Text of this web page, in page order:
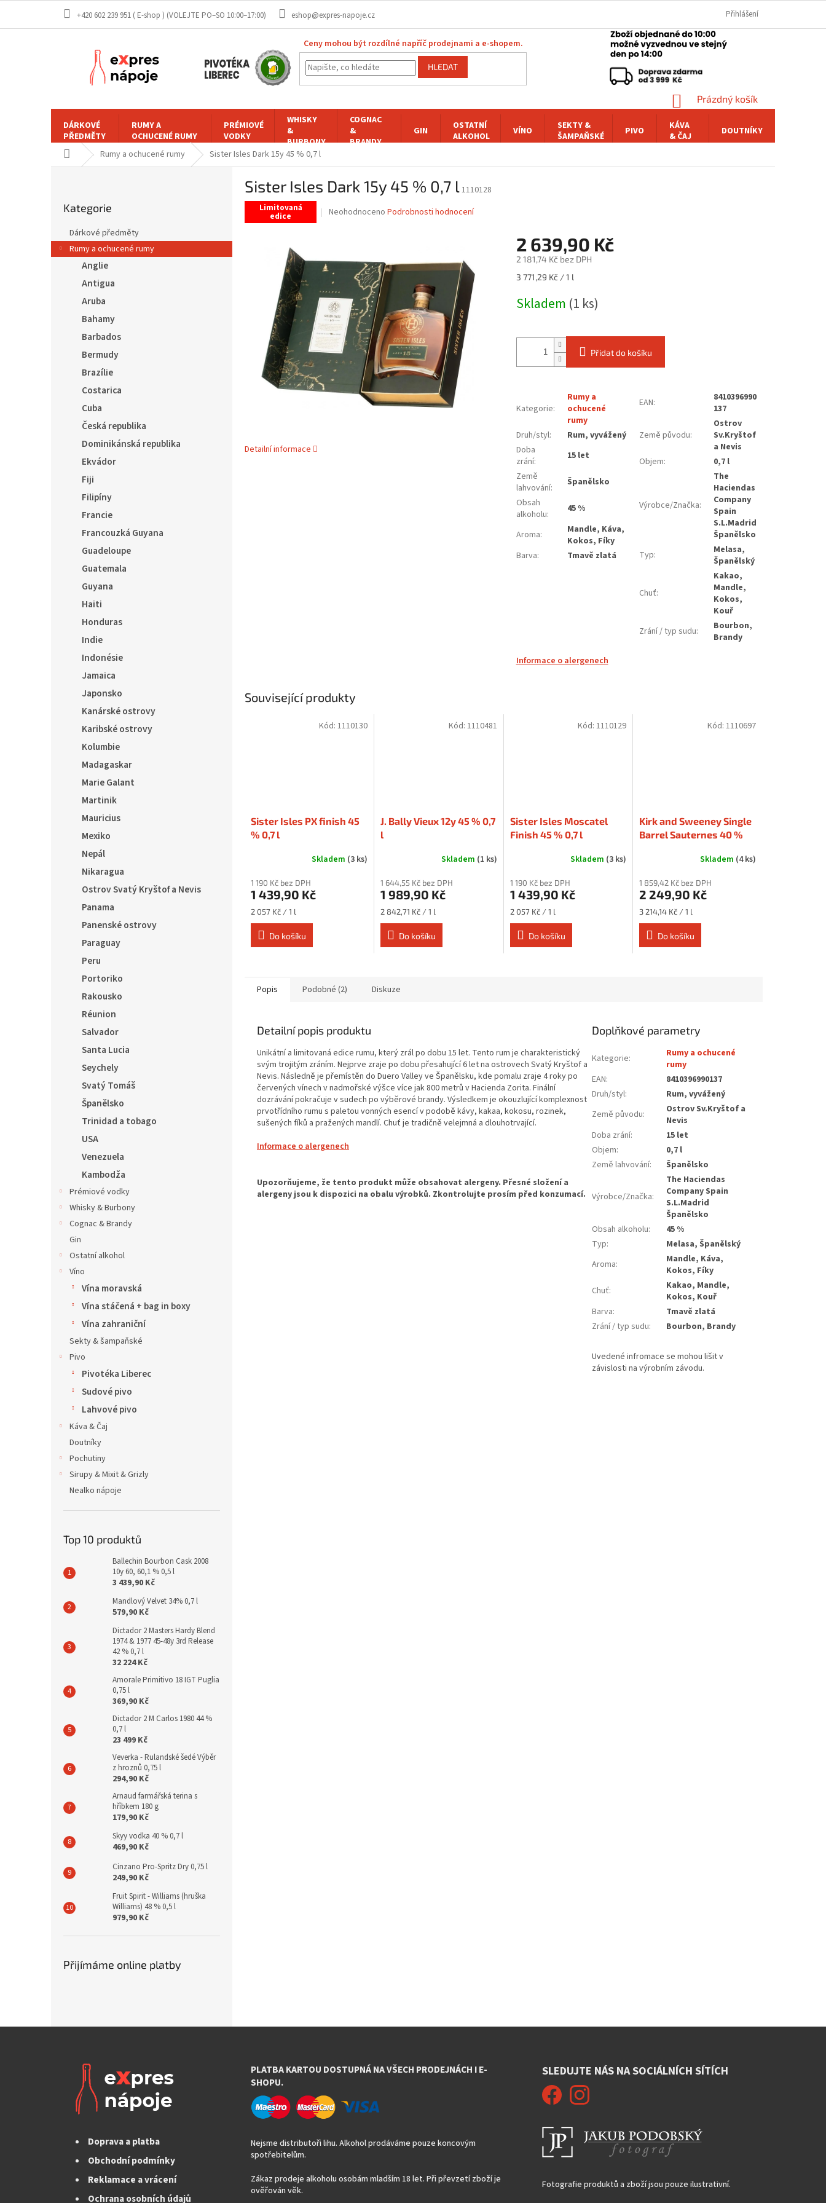
obsah
+420 602 239 951 ( E-shop ) eshop@expres-napoje.cz Přihlášení
Ceny mohou být rozdílné napříč prodejnami a e-shopem.
HLEDAT
NÁKUPNÍ
KOŠÍK
Prázdný košík
DÁRKOVÉ
PŘEDMĚTY
RUMY A
OCHUCENÉ RUMY
PRÉMIOVÉ
VODKY
WHISKY
&
BURBONY
COGNAC
&
BRANDY
GIN
OSTATNÍ
ALKOHOL
VÍNO
SEKTY &
ŠAMPAŇSKÉ
PIVO
KÁVA
& ČAJ
DOUTNÍKY
Domů Rumy a ochucené rumy Sister Isles Dark 15y 45 % 0,7 l
a
n
kategorie
Kategorie
Dárkové předměty
Rumy a ochucené rumy
Anglie
Antigua
Aruba
Bahamy
Barbados
Bermudy
Brazílie
Costarica
Cuba
Česká republika
Dominikánská republika
Ekvádor
Fiji
Filipíny
Francie
Francouzká Guyana
Guadeloupe
Guatemala
Guyana
Haiti
Honduras
Indie
Indonésie
Jamaica
Japonsko
Kanárské ostrovy
Karibské ostrovy
Kolumbie
Madagaskar
Marie Galant
Martinik
Mauricius
Mexiko
Nepál
Nikaragua
Ostrov Svatý Kryštof a Nevis
Panama
Panenské ostrovy
Paraguay
Peru
Portoriko
Rakousko
Réunion
Salvador
Santa Lucia
Seychely
Svatý Tomáš
Španělsko
Trinidad a tobago
USA
Venezuela
Kambodža
Prémiové vodky
Whisky & Burbony
Cognac & Brandy
Gin
Ostatní alkohol
Víno
Vína moravská
Vína stáčená + bag in boxy
Vína zahraniční
Sekty & šampaňské
Pivo
Pivotéka Liberec
Sudové pivo
Lahvové pivo
Káva & Čaj
Doutníky
Pochutiny
Sirupy & Mixit & Grizly
Nealko nápoje
Top 10 produktů
Ballechin Bourbon Cask 2008
10y 60, 60,1 % 0,5 l
3 439,90 Kč
Mandlový Velvet 34% 0,7 l
579,90 Kč
Dictador 2 Masters Hardy Blend
1974 & 1977 45-48y 3rd Release
42 % 0,7 l
32 224 Kč
Amorale Primitivo 18 IGT Puglia
0,75 l
369,90 Kč
Dictador 2 M Carlos 1980 44 %
0,7 l
23 499 Kč
Veverka - Rulandské šedé Výběr
z hroznů 0,75 l
294,90 Kč
Arnaud farmářská terina s
hříbkem 180 g
179,90 Kč
Skyy vodka 40 % 0,7 l
469,90 Kč
Cinzano Pro-Spritz Dry 0,75 l
249,90 Kč
Fruit Spirit - Williams (hruška
Williams) 48 % 0,5 l
979,90 Kč
Přijímáme online platby
Sister Isles Dark 15y 45 % 0,7 l1110128
Limitovaná
edice
Průměrné
0,0
z
5
hvězdiček.
Neohodnoceno Podrobnosti hodnocení
Detailní informace
2 639,90 Kč
2 181,74 Kč bez DPH
Měrná
3 771,29 Kč / 1 l
Skladem (1 ks)
Přidat do košíku
Kategorie:
Rumy a
ochucené
rumy
Druh/styl:
Rum, vyvážený
Doba
zrání:
15 let
Země
lahvování:
Španělsko
Obsah
alkoholu: 45 %
Aroma:
Mandle, Káva,
Kokos, Fíky
Barva: Tmavě zlatá
EAN:
8410396990
137
Země původu:
Ostrov
Sv.Kryštof
a Nevis
Objem: 0,7 l
Výrobce/Značka:
The
Haciendas
Company
Spain
S.L.Madrid
Španělsko
Typ:
Melasa,
Španělský
Chuť:
Kakao,
Mandle,
Kokos,
Kouř
Zrání / typ sudu:
Bourbon,
Brandy
Informace o alergenech
Související produkty
Sister Isles PX finish 45
% 0,7 l
Skladem (3 ks)
1 190 Kč bez DPH
1 439,90 Kč
Měrná
cena:
2 057 Kč / 1 l
Do košíku
Kód: 1110130
J. Bally Vieux 12y 45 % 0,7
l
Skladem (1 ks)
1 644,55 Kč bez DPH
1 989,90 Kč
Měrná
cena:
2 842,71 Kč / 1 l
Do košíku
Kód: 1110481
Sister Isles Moscatel
Finish 45 % 0,7 l
Skladem (3 ks)
1 190 Kč bez DPH
1 439,90 Kč
Měrná
cena:
2 057 Kč / 1 l
Do košíku
Kód:1110129
Kirk and Sweeney Single
Barrel Sauternes 40 %
Skladem (4 ks)
1 859,42 Kč bez DPH
2 249,90 Kč
Měrná
cena:
3 214,14 Kč / 1 l
Do košíku
Kód: 1110697
Popis Podobné (2) Diskuze
Detailní popis produktu
Unikátní a limitovaná edice rumu, který zrál po dobu 15 let. Tento rum je charakteristický
svým trojitým zráním. Nejprve zraje po dobu přesahující 6 let na ostrovech Svatý Kryštof a
Nevis. Následně je přemístěn do Duero Valley ve Španělsku, kde pomalu zraje 4 roky po
červených vínech v nadmořské výšce více jak 800 metrů v Hacienda Zorita. Finální
dozrávání pokračuje v sudech po výběrové brandy. Výsledkem je okouzlující komplexnost
prvotřídního rumu s paletou vonných esencí v podobě kávy, kakaa, kokosu, rozinek,
sušených fíků a pražených mandlí. Chuť je tradičně velejmná a dlouhotrvající.
Informace o alergenech
Doplňkové parametry
Kategorie:
Rumy a ochucené
rumy
EAN:
8410396990137
Druh/styl:
Rum, vyvážený
Země původu:
Ostrov Sv.Kryštof a
Nevis
Doba zrání:
15 let
Objem:
0,7 l
Země lahvování: Španělsko
Výrobce/Značka:
The Haciendas
Company Spain
S.L.Madrid
Španělsko
Obsah alkoholu:
45 %
Typ:
Melasa, Španělský
Aroma:
Mandle, Káva,
Kokos, Fíky
Chuť:
Kakao, Mandle,
Kokos, Kouř
Barva:
Tmavě zlatá
Zrání / typ sudu: Bourbon, Brandy
Doprava a platba
Obchodní podmínky
Reklamace a vrácení
Ochrana osobních údajů
PLATBA KARTOU DOSTUPNÁ NA VŠECH PRODEJNÁCH I E-
SHOPU.
Nejsme distributoři lihu. Alkohol prodáváme pouze koncovým
spotřebitelům.
Zákaz prodeje alkoholu osobám mladším 18 let. Při převzetí zboží je
ověřován věk.
SLEDUJTE NÁS NA SOCIÁLNÍCH SÍTÍCH
Fotografie produktů a zboží jsou pouze ilustrativní.